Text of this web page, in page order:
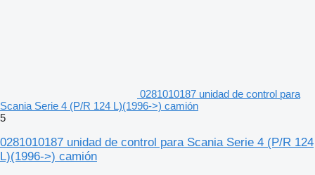
0281010187 unidad de control para
Scania Serie 4 (P/R 124 L)(1996->) camión
5
0281010187 unidad de control para Scania Serie 4 (P/R 124
L)(1996->) camión